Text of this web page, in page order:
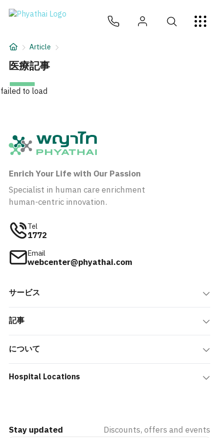
JA ไทย English
記事
について
Article
医療記事
failed to load
Enrich Your Life with Our Passion
Specialist in human care enrichment
human-centric innovation.
Tel
1772
Email
webcenter@phyathai.com
サービス
記事
について
Hospital Locations
Stay updated Discounts, offers and events